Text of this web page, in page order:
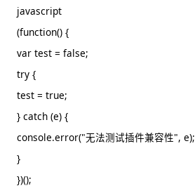
javascript
(function() {
var test = false;
try {
test = true;
} catch (e) {
console.error("无法测试插件兼容性", e);
}
})();